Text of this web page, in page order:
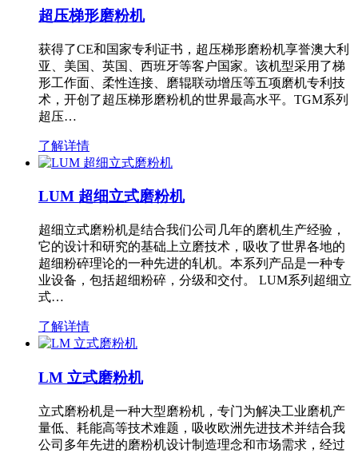
超压梯形磨粉机
获得了CE和国家专利证书，超压梯形磨粉机享誉澳大利
亚、美国、英国、西班牙等客户国家。该机型采用了梯
形工作面、柔性连接、磨辊联动增压等五项磨机专利技
术，开创了超压梯形磨粉机的世界最高水平。TGM系列
超压…
了解详情
LUM 超细立式磨粉机
超细立式磨粉机是结合我们公司几年的磨机生产经验，
它的设计和研究的基础上立磨技术，吸收了世界各地的
超细粉碎理论的一种先进的轧机。本系列产品是一种专
业设备，包括超细粉碎，分级和交付。 LUM系列超细立
式…
了解详情
LM 立式磨粉机
立式磨粉机是一种大型磨粉机，专门为解决工业磨机产
量低、耗能高等技术难题，吸收欧洲先进技术并结合我
公司多年先进的磨粉机设计制造理念和市场需求，经过